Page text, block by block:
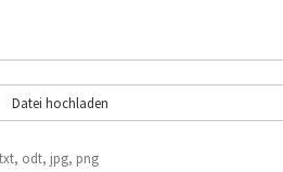
Datei hochladen
odt, jpg, png